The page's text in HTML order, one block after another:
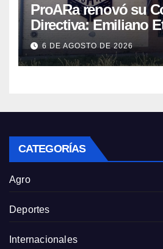
ProARa renovó su
Directiva: Emiliano
el nuevo Presidente
6 DE AGOSTO DE 2026
CATEGORÍAS
Agro
Deportes
Internacionales